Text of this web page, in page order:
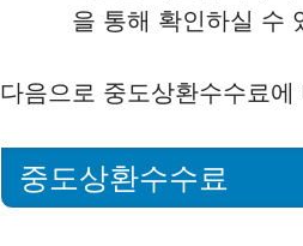
을 통해 확인하실 수
다음으로 중도상환수수료
중도상환수수료